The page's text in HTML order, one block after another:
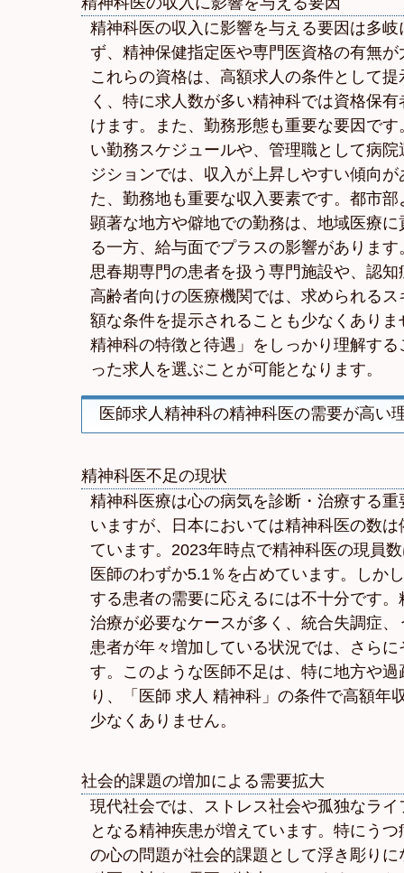
精神科医の収入に影響を与える要因は多
ず、精神保健指定医や専門医資格の有無
これらの資格は、高額求人の条件として
く、特に求人数が多い精神科では資格保
けます。また、勤務形態も重要な要因で
い勤務スケジュールや、管理職として病
ジションでは、収入が上昇しやすい傾向
た、勤務地も重要な収入要素です。都市
顕著な地方や僻地での勤務は、地域医療
る一方、給与面でプラスの影響がありま
思春期専門の患者を扱う専門施設や、認
高齢者向けの医療機関では、求められる
額な条件を提示されることも少なくあり
精神科の特徴と待遇」をしっかり理解す
った求人を選ぶことが可能となります。
医師求人精神科の精神科医の需要が高い
精神科医不足の現状
精神科医療は心の病気を診断・治療する
いますが、日本においては精神科医の数
ています。2023年時点で精神科医の現員
医師のわずか5.1％を占めています。しか
する患者の需要に応えるには不十分です
治療が必要なケースが多く、統合失調症
患者が年々増加している状況では、さら
す。このような医師不足は、特に地方や
り、「医師 求人 精神科」の条件で高額年
少なくありません。
社会的課題の増加による需要拡大
現代社会では、ストレス社会や孤独なラ
となる精神疾患が増えています。特にう
の心の問題が社会的課題として浮き彫り